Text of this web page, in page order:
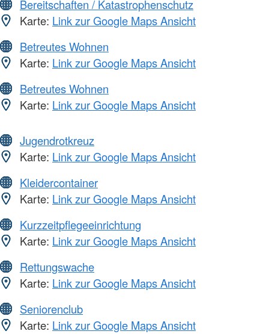
Bereitschaften / Katastrophenschutz
Karte: Link zur Google Maps Ansicht
Betreutes Wohnen
Karte: Link zur Google Maps Ansicht
Betreutes Wohnen
Karte: Link zur Google Maps Ansicht
Jugendrotkreuz
Karte: Link zur Google Maps Ansicht
Kleidercontainer
Karte: Link zur Google Maps Ansicht
Kurzzeitpflegeeinrichtung
Karte: Link zur Google Maps Ansicht
Rettungswache
Karte: Link zur Google Maps Ansicht
Seniorenclub
Karte: Link zur Google Maps Ansicht